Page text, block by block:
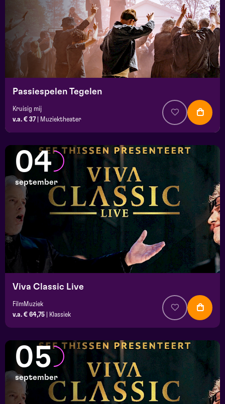
Passiespelen Tegelen
Kruisig mij
v.a. € 37
Muziektheater
04
september
Viva Classic Live
FilmMuziek
v.a. € 64,75
Klassiek
05
september